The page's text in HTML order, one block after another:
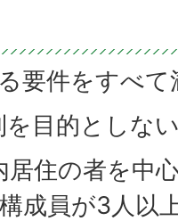
要件をすべて
を目的としな
居住の者を中
成員が3人以